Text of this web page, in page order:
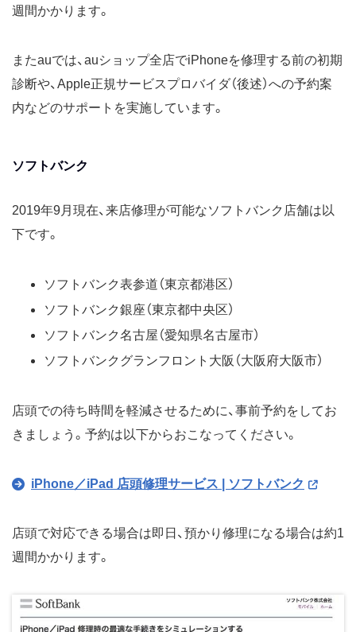
週間かかります。
またauでは、auショップ全店でiPhoneを修理する前の初期
診断や、Apple正規サービスプロバイダ（後述）への予約案
内などのサポートを実施しています。
ソフトバンク
2019年9月現在、来店修理が可能なソフトバンク店舗は以
下です。
ソフトバンク表参道（東京都港区）
ソフトバンク銀座（東京都中央区）
ソフトバンク名古屋（愛知県名古屋市）
ソフトバンクグランフロント大阪（大阪府大阪市）
店頭での待ち時間を軽減させるために、事前予約をしてお
きましょう。予約は以下からおこなってください。
iPhone／iPad 店頭修理サービス | ソフトバンク
店頭で対応できる場合は即日、預かり修理になる場合は約1
週間かかります。